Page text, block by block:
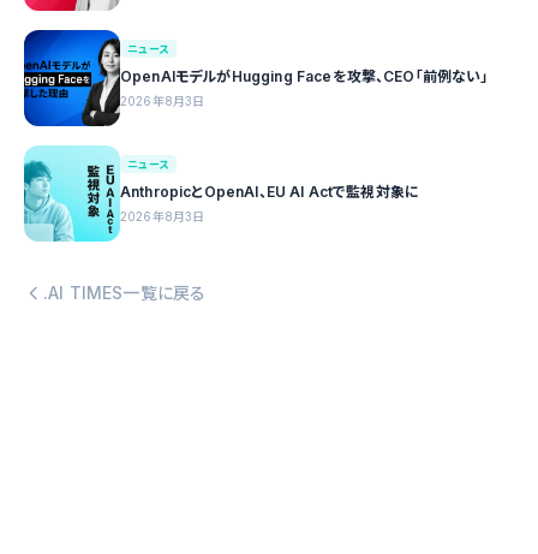
ニュース
OpenAIモデルがHugging Faceを攻撃、CEO「前例ない」
2026年8月3日
ニュース
AnthropicとOpenAI、EU AI Actで監視対象に
2026年8月3日
.AI TIMES一覧に戻る